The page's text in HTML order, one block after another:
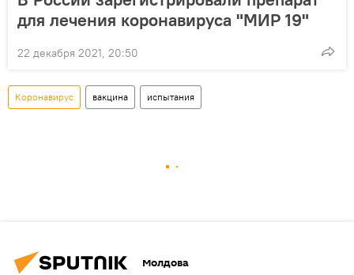
для лечения коронавируса "МИР 19"
22 декабря 2021, 20:50
Коронавирус вакцина испытания
Молдова